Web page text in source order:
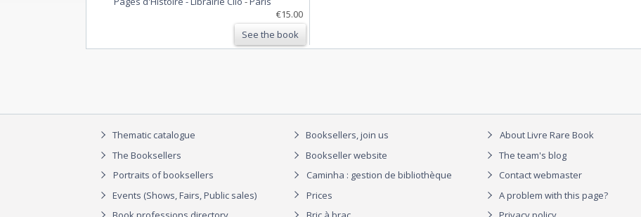
€15.00
See the book
Thematic catalogue
The Booksellers
Portraits of booksellers
Events (Shows, Fairs, Public sales)
Booksellers, join us
Bookseller website
Caminha : gestion de bibliothèque
Prices
About Livre Rare Book
The team's blog
Contact webmaster
A problem with this page?